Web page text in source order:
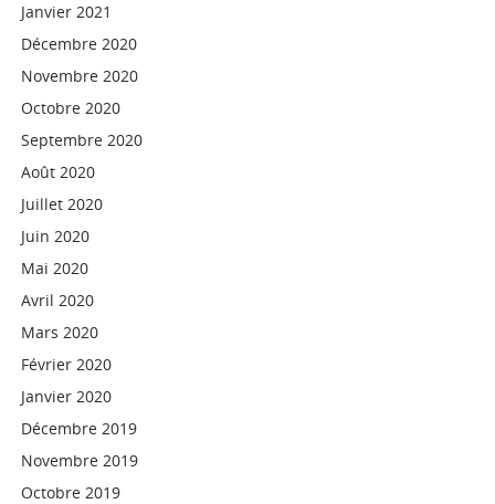
Janvier 2021
Décembre 2020
Novembre 2020
Octobre 2020
Septembre 2020
Août 2020
Juillet 2020
Juin 2020
Mai 2020
Avril 2020
Mars 2020
Février 2020
Janvier 2020
Décembre 2019
Novembre 2019
Octobre 2019